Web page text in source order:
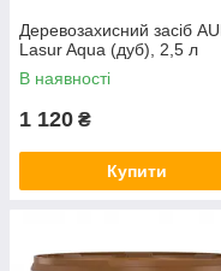
Деревозахисний засіб
Lasur Aqua (дуб), 2,5 л
В наявності
1 120 ₴
Купити